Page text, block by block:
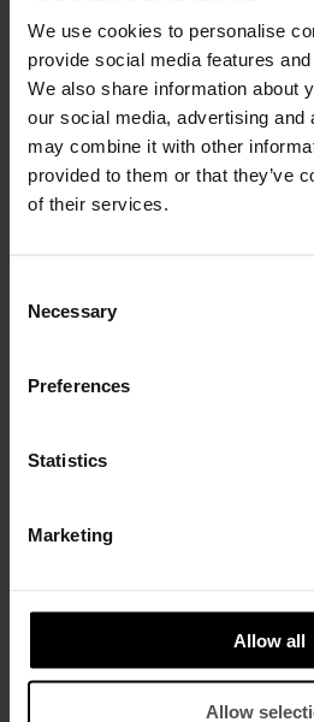
We use cookies to personalise
provide social media features
We also share information about
our social media, advertising and
may combine it with other
provided to them or that they’ve
of their services.
Selection
Necessary
Preferences
Statistics
Marketing
Allow all
Allow
SPEDIZIONE E RESO
DIGITAL PRODUCT PASSPORT
COMPLETA IL TUO